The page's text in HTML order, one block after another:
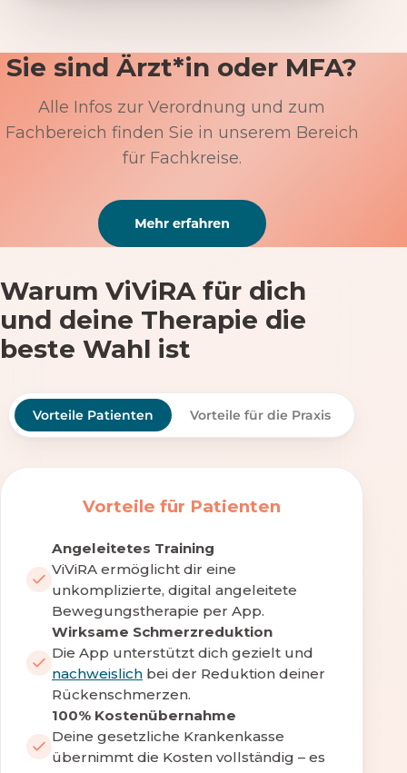
Sie sind Ärzt*in oder MFA?
Alle Infos zur Verordnung und zum
Fachbereich finden Sie in unserem Bereich
für Fachkreise.
Warum ViViRA für dich
und deine Therapie die
beste Wahl ist
Vorteile Patienten Vorteile für die Praxis
Vorteile für Patienten
Angeleitetes Training
ViViRA ermöglicht dir eine
unkomplizierte, digital angeleitete
Bewegungstherapie per App.
Wirksame Schmerzreduktion
Die App unterstützt dich gezielt und
nachweislich bei der Reduktion deiner
Rückenschmerzen.
100% Kostenübernahme
Deine gesetzliche Krankenkasse
übernimmt die Kosten vollständig – es